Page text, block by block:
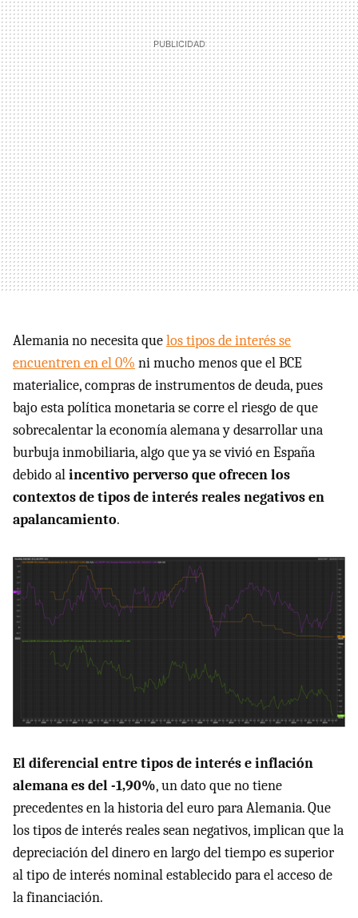
Alemania no necesita quelos tipos de interés se
encuentren en el 0% ni mucho menos que el BCE
materialice, compras de instrumentos de deuda, pues
bajo esta política monetaria se corre el riesgo de que
sobrecalentar la economía alemana y desarrollar una
burbuja inmobiliaria, algo que ya se vivió en España
debido alincentivo perverso que ofrecen los
contextos de tipos de interés reales negativos en
apalancamiento.
El diferencial entre tipos de interés e inflación
alemana es del -1,90%, un dato que no tiene
precedentes en la historia del euro para Alemania. Que
los tipos de interés reales sean negativos, implican que la
depreciación del dinero en largo del tiempo es superior
al tipo de interés nominal establecido para el acceso de
la financiación.